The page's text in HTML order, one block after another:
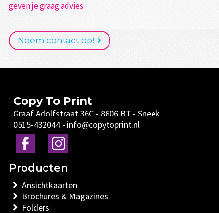
geven je graag advies.
Neem contact op!
Copy To Print
Graaf Adolfstraat 36C - 8606 BT - Sneek
0515-432044 - info@copytoprint.nl
Ansichtkaarten
Brochures & Magazines
Folders